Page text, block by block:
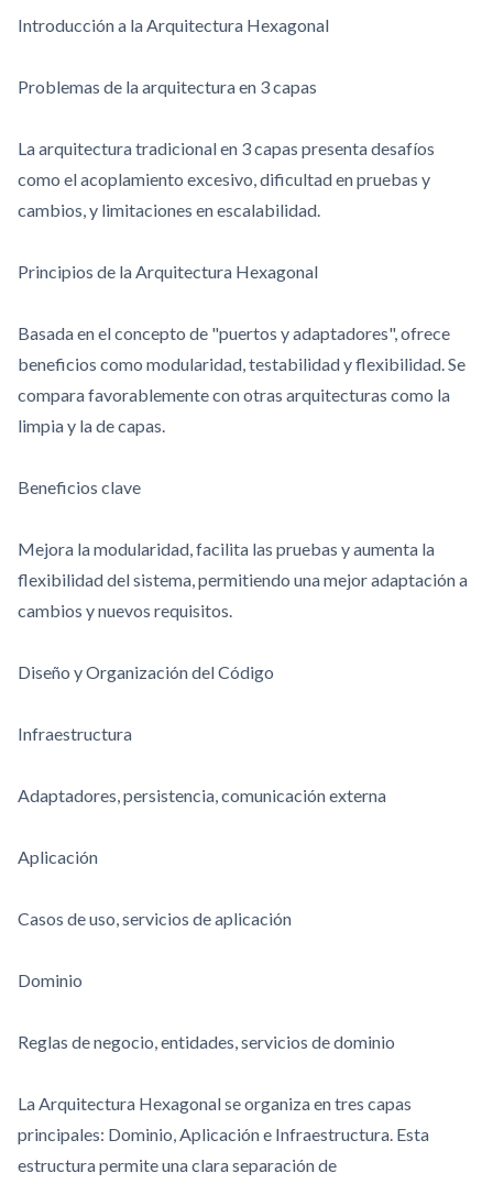
Introducción a la Arquitectura Hexagonal
Problemas de la arquitectura en 3 capas
La arquitectura tradicional en 3 capas presenta desafíos
como el acoplamiento excesivo, dificultad en pruebas y
cambios, y limitaciones en escalabilidad.
Principios de la Arquitectura Hexagonal
Basada en el concepto de "puertos y adaptadores", ofrece
beneficios como modularidad, testabilidad y flexibilidad. Se
compara favorablemente con otras arquitecturas como la
limpia y la de capas.
Beneficios clave
Mejora la modularidad, facilita las pruebas y aumenta la
flexibilidad del sistema, permitiendo una mejor adaptación a
cambios y nuevos requisitos.
Diseño y Organización del Código
Infraestructura
Adaptadores, persistencia, comunicación externa
Aplicación
Casos de uso, servicios de aplicación
Dominio
Reglas de negocio, entidades, servicios de dominio
La Arquitectura Hexagonal se organiza en tres capas
principales: Dominio, Aplicación e Infraestructura. Esta
estructura permite una clara separación de